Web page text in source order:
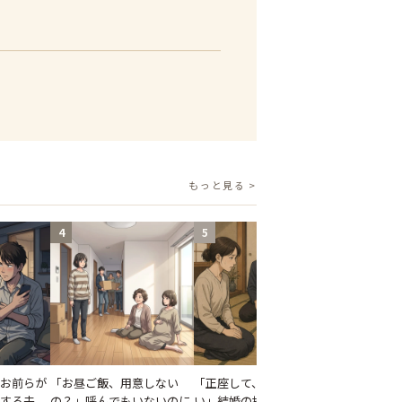
もっと見る >
前らが
4
「お昼ご飯、用意しない
5
「正座して、話を聞きなさ